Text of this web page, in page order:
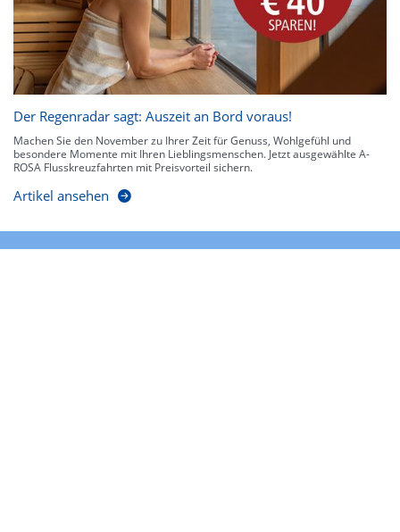
Der Regenradar sagt: Auszeit an Bord voraus!
Machen Sie den November zu Ihrer Zeit für Genuss, Wohlgefühl und
besondere Momente mit Ihren Lieblingsmenschen. Jetzt ausgewählte A-
ROSA Flusskreuzfahrten mit Preisvorteil sichern.
Artikel ansehen